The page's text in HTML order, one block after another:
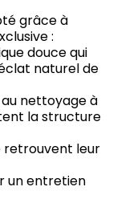
grâce à
:
douce qui
naturel de
nettoyage à
la structure
retrouvent leur
un entretien